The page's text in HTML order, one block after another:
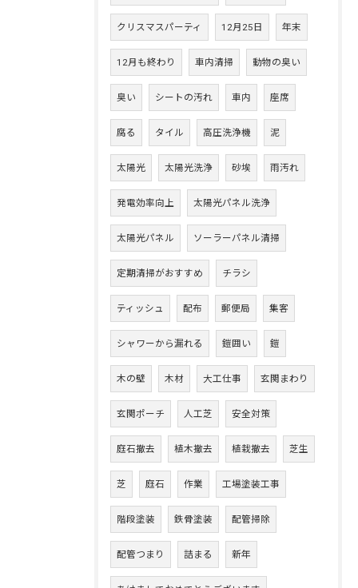
クリスマスパーティ 12月25日 年末
12月も終わり 車内清掃 動物の臭い
臭い シートの汚れ 車内 座席
腐る タイル 高圧洗浄機 泥
太陽光 太陽光洗浄 砂埃 雨汚れ
発電効率向上 太陽光パネル洗浄
太陽光パネル ソーラーパネル清掃
定期清掃がおすすめ チラシ
ティッシュ 配布 郵便局 集客
シャワーから漏れる 鎧囲い 鎧
木の壁 木材 大工仕事 玄関まわり
玄関ポーチ 人工芝 安全対策
庭石撤去 植木撤去 植栽撤去 芝生
芝 庭石 作業 工場塗装工事
階段塗装 鉄骨塗装 配管掃除
配管つまり 詰まる 新年